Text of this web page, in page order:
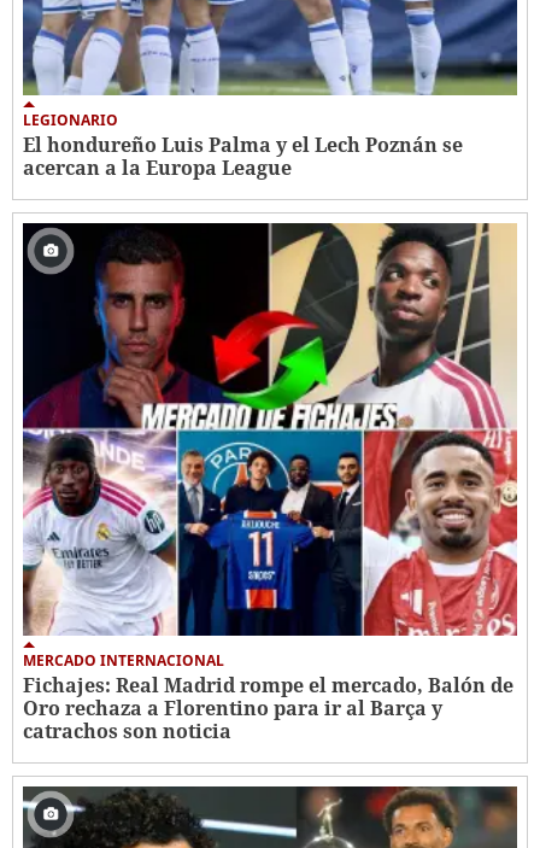
LEGIONARIO
El hondureño Luis Palma y el Lech Poznán se
acercan a la Europa League
MERCADO INTERNACIONAL
Fichajes: Real Madrid rompe el mercado, Balón de
Oro rechaza a Florentino para ir al Barça y
catrachos son noticia